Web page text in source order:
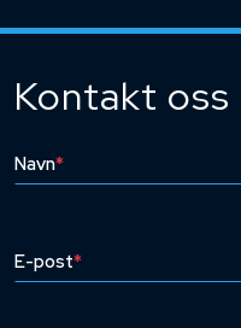
Kontakt oss
Navn*
E-post*